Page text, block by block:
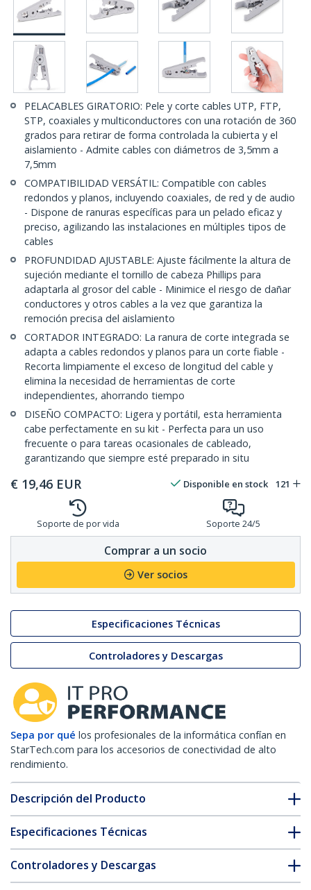
PELACABLES GIRATORIO: Pele y corte cables UTP, FTP,
STP, coaxiales y multiconductores con una rotación de 360
grados para retirar de forma controlada la cubierta y el
aislamiento - Admite cables con diámetros de 3,5mm a
7,5mm
COMPATIBILIDAD VERSÁTIL: Compatible con cables
redondos y planos, incluyendo coaxiales, de red y de audio
- Dispone de ranuras específicas para un pelado eficaz y
preciso, agilizando las instalaciones en múltiples tipos de
cables
PROFUNDIDAD AJUSTABLE: Ajuste fácilmente la altura de
sujeción mediante el tornillo de cabeza Phillips para
adaptarla al grosor del cable - Minimice el riesgo de dañar
conductores y otros cables a la vez que garantiza la
remoción precisa del aislamiento
CORTADOR INTEGRADO: La ranura de corte integrada se
adapta a cables redondos y planos para un corte fiable -
Recorta limpiamente el exceso de longitud del cable y
elimina la necesidad de herramientas de corte
independientes, ahorrando tiempo
DISEÑO COMPACTO: Ligera y portátil, esta herramienta
cabe perfectamente en su kit - Perfecta para un uso
frecuente o para tareas ocasionales de cableado,
garantizando que siempre esté preparado in situ
€ 19,46 EUR Disponible en stock 121
Soporte de por vida Soporte 24/5
Comprar a un socio
Ver socios
Especificaciones Técnicas
Controladores y Descargas
Sepa por qué los profesionales de la informática confían en
StarTech.com para los accesorios de conectividad de alto
rendimiento.
Descripción del Producto
Especificaciones Técnicas
Controladores y Descargas